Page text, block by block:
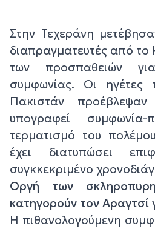
Στην Τεχεράνη
διαπραγματευτές από το
των προσπαθειών για
συμφωνίας. Οι
Πακιστάν
υπογραφεί
τερματισμό του
έχει διατυπώσει
συγκκεκριμένο
Οργή των
κατηγορούν τον Αραγτσί
Η πιθανολογούμενη